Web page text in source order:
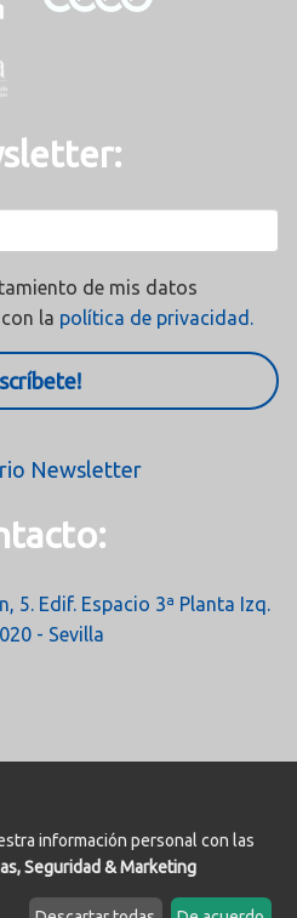
de mis datos
la política de privacidad.
Newsletter
5. Edif. Espacio 3ª Planta Izq.
- Sevilla
información personal con las
Seguridad & Marketing